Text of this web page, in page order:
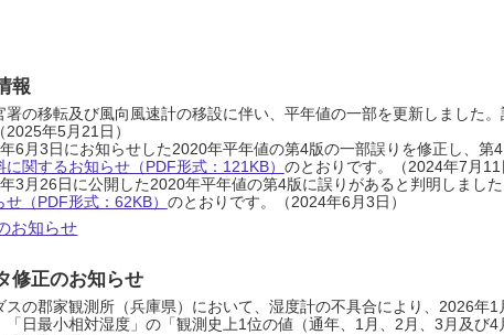
報
署の移転及び風向風速計の移設に伴い、平年値の一部を更新しました。
2025年5月21日）
6月3日にお知らせした2020年平年値の第4版の一部誤りを修正し、
に関するお知らせ（PDF形式：121KB） のとおりです。（2024年7月11
3月26日に公開した2020年平年値の第4版に誤りがあると判明しまし
せ（PDF形式：62KB） のとおりです。（2024年6月3日）
お知らせ
修正のお知らせ
スの郡家観測所（兵庫県）において、湿度計の不具合により、2026
「日最小相対湿度」の「観測史上1位の値（通年、1月、2月、3月及び